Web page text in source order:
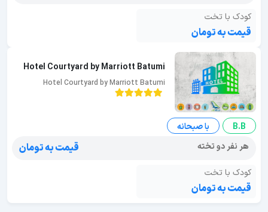
کودک با تخت
قیمت به تومان
Hotel Courtyard by Marriott Batumi
Hotel Courtyard by Marriott Batumi
B.B
با صبحانه
هر نفر دو تخته
قیمت به تومان
کودک با تخت
قیمت به تومان